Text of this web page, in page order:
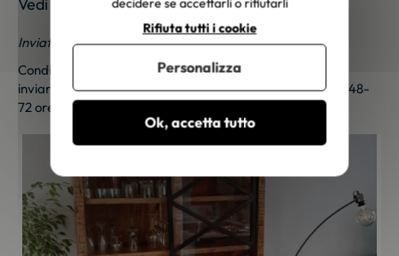
Inviateci le vostre foto; una piccola sorpresa vi aspetta!
Condividi le tue foto e ricevi una sorpresa!
inviarci le tue foto. Un piccolo regalo ti sarà inviato entro 48-
72 ore lavorative. Grazie per la tua fedeltà!
Ok, accetta tutto
Rifiuta tutti i cookie
Personalizza